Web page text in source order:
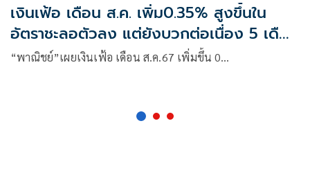
เงินเฟ้อ เดือน ส.ค. เพิ่ม0.35% สูงขึ้นใน
อัตราชะลอตัวลง แต่ยังบวกต่อเนื่อง 5 เดือน
ติด
“พาณิชย์”เผยเงินเฟ้อ เดือน ส.ค.67 เพิ่มขึ้น 0…